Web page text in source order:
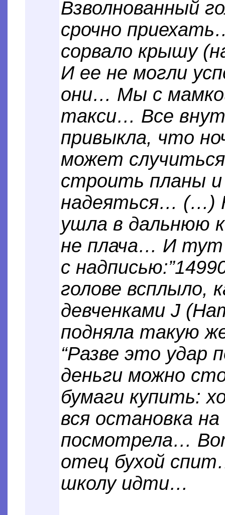
Взволнованный
срочно
сорвало крышу
И ее не могли
они… Мы с
такси… Все
привыкла, что
может
строить планы
надеяться… (…)
ушла в дальнюю
не плача… И тут
с
голове всплыло,
девченками J
подняла такую
“Разве это удар
деньги можно
бумаги купить:
вся остановка
посмотрела…
отец бухой
школу идти…